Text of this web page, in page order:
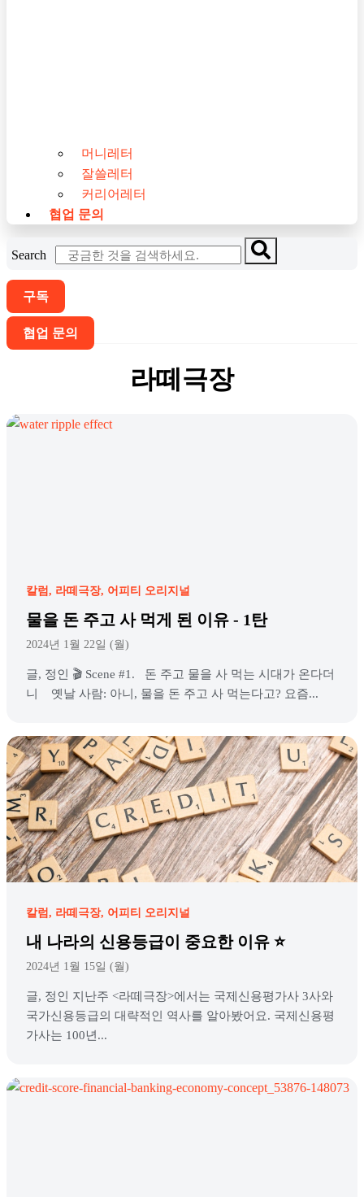
머니레터
잘쓸레터
커리어레터
협업 문의
Search
구독
협업 문의
라떼극장
칼럼 라떼극장 어피티 오리지널
물을 돈 주고 사 먹게 된 이유 - 1탄
2024년 1월 22일 (월)
글, 정인 🎬 Scene #1. 돈 주고 물을 사 먹는 시대가 온다더
니 옛날 사람: 아니, 물을 돈 주고 사 먹는다고? 요즘...
칼럼 라떼극장 어피티 오리지널
내 나라의 신용등급이 중요한 이유 ⭐️
2024년 1월 15일 (월)
글, 정인 지난주 <라떼극장>에서는 국제신용평가사 3사와
국가신용등급의 대략적인 역사를 알아봤어요. 국제신용평
가사는 100년...